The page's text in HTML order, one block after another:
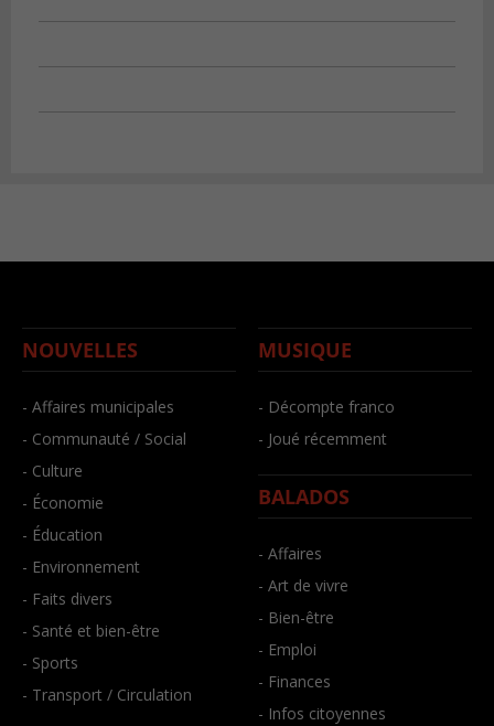
NOUVELLES
- Affaires municipales
- Communauté / Social
- Culture
- Économie
- Éducation
- Environnement
- Faits divers
- Santé et bien-être
- Sports
- Transport / Circulation
MUSIQUE
- Décompte franco
- Joué récemment
BALADOS
- Affaires
- Art de vivre
- Bien-être
- Emploi
- Finances
- Infos citoyennes